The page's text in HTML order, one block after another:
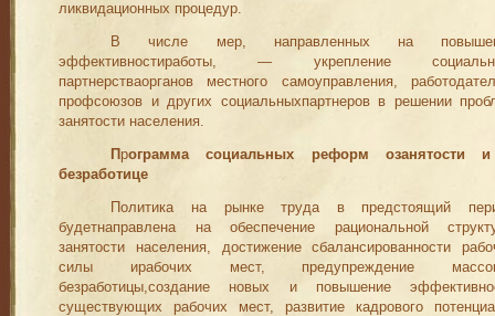
ликвида­ционных процедур.
В числе мер, направленных на
эффективностиработы,
— укрепление
партнерстваорганов местного самоуправления,
профсоюзов и других социальныхпартнеров в решении
занятости населения.
П рограммасоциальных реформ озанятости
безработице
Политика на рынке труда в предстоящий
будетнаправлена на обеспечение рациональной
занятости населения, дости­жение сбалансированности
силы ирабочих мест, предупрежде­ние м
безработицы,создание новых и повышение
существующих рабочих мест, развитие кадрового